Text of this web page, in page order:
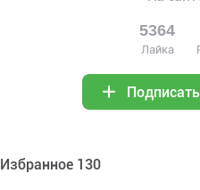
5364
Лайка
Избранное 130